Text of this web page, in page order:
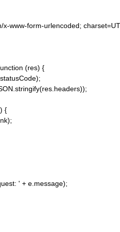
x-www-form-urlencoded;
(res) {
{
' + e.message);